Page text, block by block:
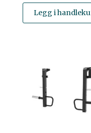
var:
kr
Legg i